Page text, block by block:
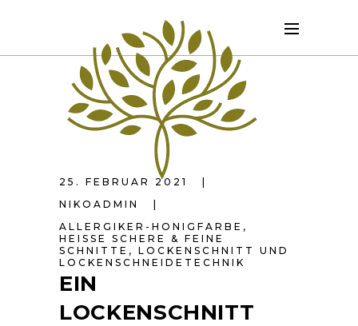
25. FEBRUAR 2021
NIKOADMIN
ALLERGIKER-HONIGFARBE ,
HEISSE SCHERE & FEINE S
CHNITTE
, LOCKENSCHNITT UND
LOCKENSCHNEIDETECHNIK
EIN
LOCKENSCHNITT